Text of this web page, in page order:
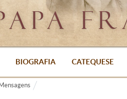
BIOGRAFIA CATEQUESE
Mensagens